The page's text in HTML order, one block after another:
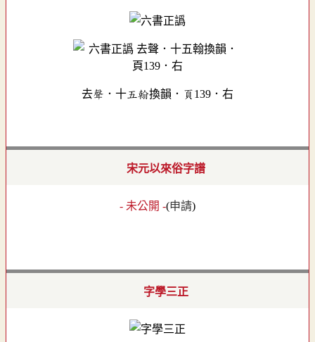
去聲．十五翰換韻．頁139．右
宋元以來俗字譜
- 未公開 -(申請)
字學三正